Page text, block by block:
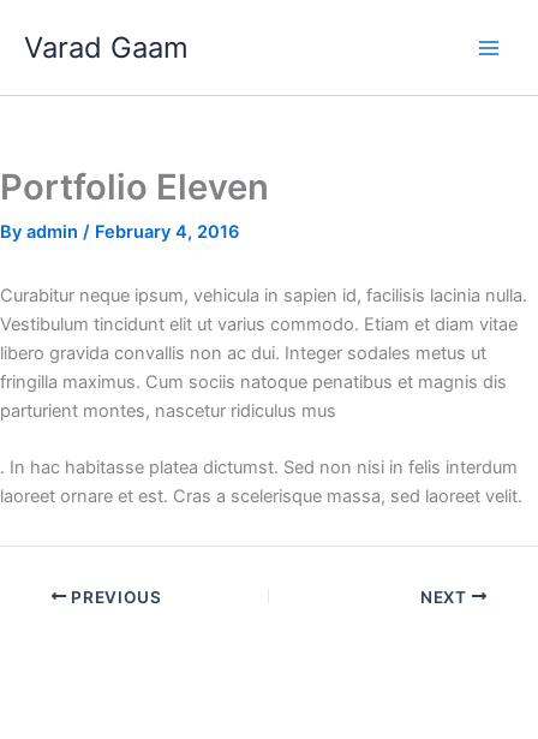
Varad Gaam
Portfolio Eleven
By admin / February 4, 2016
Curabitur neque ipsum, vehicula in sapien id, facilisis lacinia nulla.
Vestibulum tincidunt elit ut varius commodo. Etiam et diam vitae
libero gravida convallis non ac dui. Integer sodales metus ut
fringilla maximus. Cum sociis natoque penatibus et magnis dis
parturient montes, nascetur ridiculus mus
. In hac habitasse platea dictumst. Sed non nisi in felis interdum
laoreet ornare et est. Cras a scelerisque massa, sed laoreet velit.
PREVIOUS NEXT